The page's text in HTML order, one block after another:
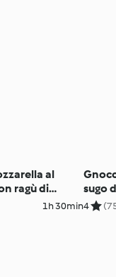
al
ragù di
1h 30min
sugo
4